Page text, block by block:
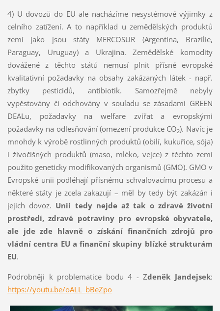
4) U dovozů do EU ale nacházíme nesystémové výjimky z
celního zatížení. A to například u zemědělských produktů
zemí jako jsou státy MERCOSUR (Argentina, Brazílie,
Paraguay, Uruguay) a Ukrajina. Zemědělské komodity
dovážené z těchto států nemusí plnit přísné evropské
kvalitativní požadavky na obsahy zakázaných látek - např.
zbytky pesticidů, antibiotik. Samozřejmě nebyly
vypěstovány či odchovány v souladu se zásadami GREEN
DEALu, požadavky na welfare zvířat a evropskými
požadavky na odlesňování (omezení produkce CO2). Navíc je
mnohdy k výrobě rostlinných produktů (obilí, kukuřice, sója)
i živočišných produktů (maso, mléko, vejce) z těchto zemí
použito geneticky modifikovaných organismů (GMO). GMO v
Evropské unii podléhají přísnému schvalovacímu procesu a
některé státy je zcela zakazují – měl by tedy být zakázán i
jejich dovoz. Unii tedy nejde až tak o zdravé životní
prostředí, zdravé potraviny pro evropské obyvatele,
ale jde zde hlavně o získání finančních zdrojů pro
vládní centra EU a finanční skupiny blízké strukturám
EU.
Podrobněji k problematice bodu 4 - Zdeněk Jandejsek:
https://youtu.be/oALL_bBeZpo